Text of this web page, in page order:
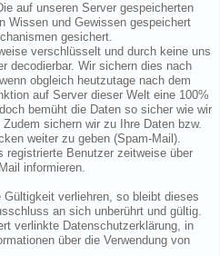
auf unseren Server gespeicherten
Wissen und Gewissen gespeichert
gesichert.
verschlüsselt und durch keine uns
decodierbar. Wir sichern dies nach
obgleich heutzutage nach dem
auf Server dieser Welt eine 100%
bemüht die Daten so sicher wie wir
sichern wir zu Ihre Daten bzw.
weiter zu geben (Spam-Mail).
registrierte Benutzer zeitweise über
informieren.
verliehren, so bleibt dieses
an sich unberührt und gültig.
verlinkte Datenschutzerklärung, in
über die Verwendung von